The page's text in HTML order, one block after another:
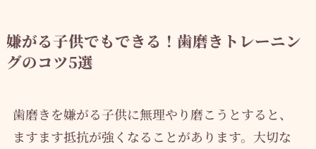
嫌がる子供でもできる！歯磨きトレーニン
グのコツ5選
歯磨きを嫌がる子供に無理やり磨こうとすると、
ますます抵抗が強くなることがあります。大切な